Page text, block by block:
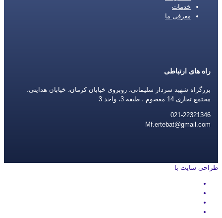
خدمات
معرفی ما
راه های ارتباطی
بزرگراه شهید سردار سلیمانی، روبروی خیابان کرمان، خیابان هدایتی،
مجتمع تجاری 14 معصوم ، طبقه 3، واحد 3
021-22321346
Mf.ertebat@gmail.com
طراحی سایت با